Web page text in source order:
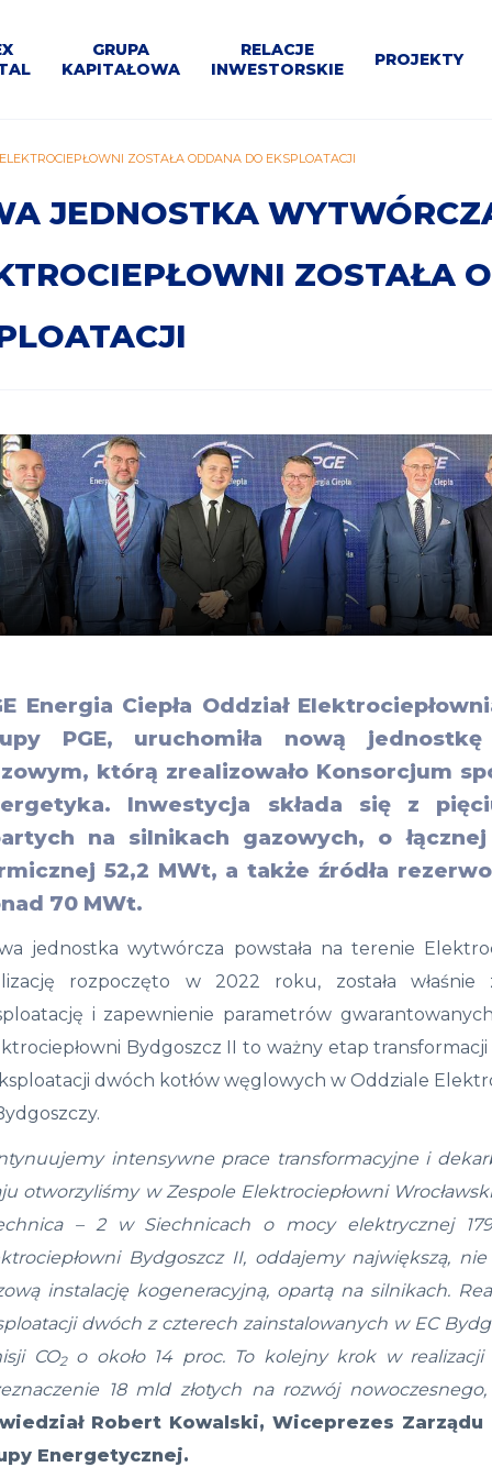
Struktura
Segmenty
Przetargi
GRUPA
KAPITAŁOWA
Dla
Dla
RELACJE
INWESTORSKIE
do
Kalendarium Kontakt
PROJEKTY
Bloki
Projekty
ZOSTAŁA ODDANA DO EKSPLOATACJI
JEDNOSTKA
ZOSTAŁA
Energia Ciepła Oddział
PGE, uruchomiła nową
którą zrealizowało Konsorcjum
Inwestycja składa się z
na silnikach gazowych, o
52,2 MWt, a także źródła
70 MWt.
jednostka wytwórcza powstała na terenie
rozpoczęto w 2022 roku, została właśnie
i zapewnienie parametrów
Bydgoszcz II to ważny etap
dwóch kotłów węglowych w Oddziale
intensywne prace transformacyjne i
otworzyliśmy w Zespole Elektrociepłowni
– 2 w Siechnicach o mocy elektrycznej
Bydgoszcz II, oddajemy największą,
instalację kogeneracyjną, opartą na silnikach.
dwóch z czterech zainstalowanych w EC
CO2o około 14 proc. To kolejny krok w realizacji
18 mld złotych na rozwój
Robert Kowalski, Wiceprezes
Energetycznej.